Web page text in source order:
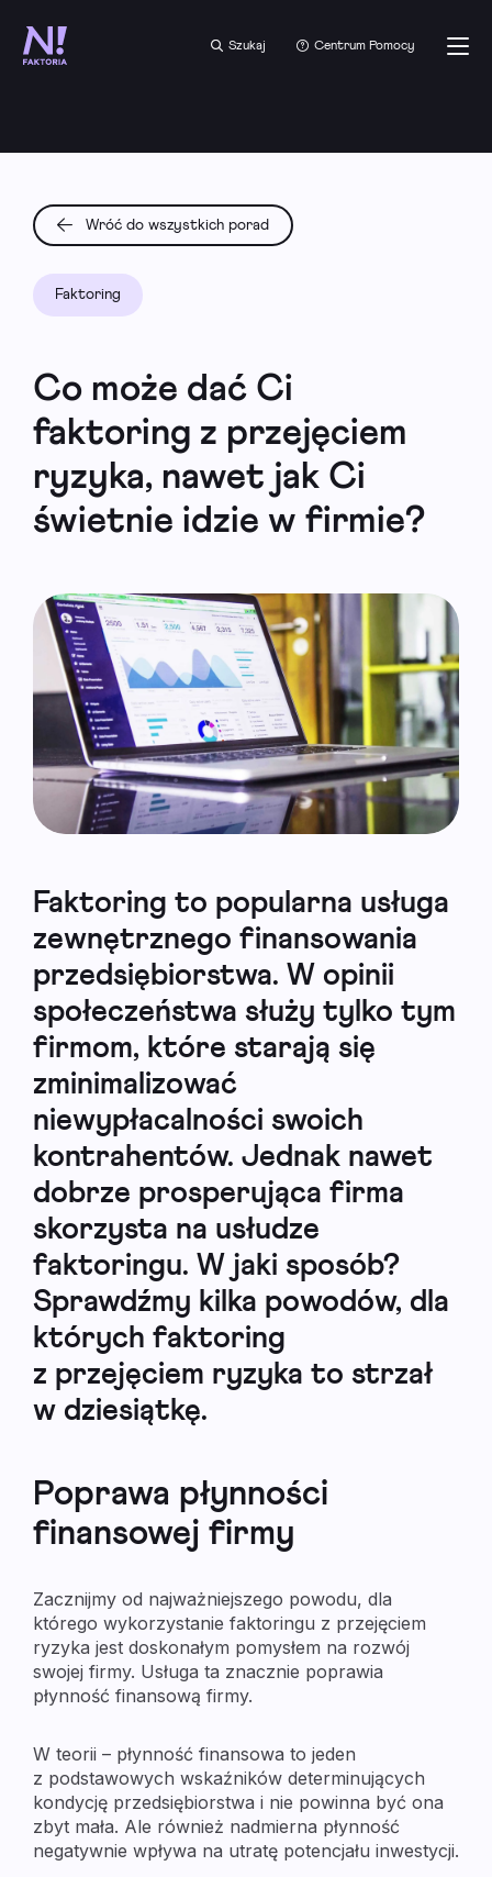
Szukaj Centrum Pomocy
Wróć do wszystkich porad
Faktoring
Co może dać Ci
faktoring z przejęciem
ryzyka, nawet jak Ci
świetnie idzie w firmie?
Faktoring to popularna usługa
zewnętrznego finansowania
przedsiębiorstwa. W opinii
społeczeństwa służy tylko tym
firmom, które starają się
zminimalizować
niewypłacalności swoich
kontrahentów. Jednak nawet
dobrze prosperująca firma
skorzysta na usłudze
faktoringu. W jaki sposób?
Sprawdźmy kilka powodów, dla
których faktoring
z przejęciem ryzyka to strzał
w dziesiątkę.
Poprawa płynności
finansowej firmy
Zacznijmy od najważniejszego powodu, dla
którego wykorzystanie faktoringu z przejęciem
ryzyka jest doskonałym pomysłem na rozwój
swojej firmy. Usługa ta znacznie poprawia
płynność finansową firmy.
W teorii – płynność finansowa to jeden
z podstawowych wskaźników determinujących
kondycję przedsiębiorstwa i nie powinna być ona
zbyt mała. Ale również nadmierna płynność
negatywnie wpływa na utratę potencjału inwestycji.